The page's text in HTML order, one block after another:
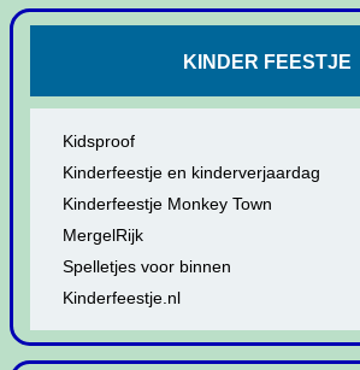
KINDER FEESTJE
Kidsproof
Kinderfeestje en kinderverjaardag
Kinderfeestje Monkey Town
MergelRijk
Spelletjes voor binnen
Kinderfeestje.nl